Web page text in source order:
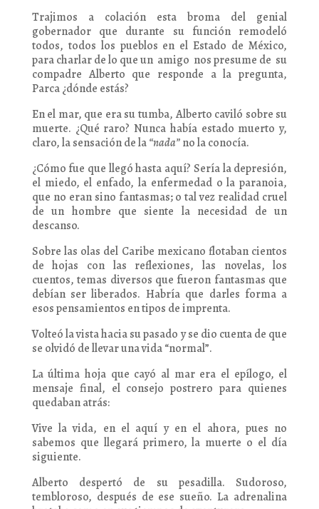
Trajimos a colación esta broma del genial
gobernador que durante su función remodeló
todos, todos los pueblos en el Estado de México,
para charlar de lo que un amigo nos presume de su
compadre Alberto que responde a la pregunta,
Parca ¿dónde estás?
En el mar, que era su tumba, Alberto caviló sobre su
muerte. ¿Qué raro? Nunca había estado muerto y,
claro, la sensación de la“nada”no la conocía.
¿Cómo fue que llegó hasta aquí? Sería la depresión,
el miedo, el enfado, la enfermedad o la paranoia,
que no eran sino fantasmas; o tal vez realidad cruel
de un hombre que siente la necesidad de un
descanso.
Sobre las olas del Caribe mexicano flotaban cientos
de hojas con las reflexiones, las novelas, los
cuentos, temas diversos que fueron fantasmas que
debían ser liberados. Habría que darles forma a
esos pensamientos en tipos de imprenta.
Volteó la vista hacia su pasado y se dio cuenta de que
se olvidó de llevar una vida “normal”.
La última hoja que cayó al mar era el epílogo, el
mensaje final, el consejo postrero para quienes
quedaban atrás:
Vive la vida, en el aquí y en el ahora, pues no
sabemos que llegará primero, la muerte o el día
siguiente.
Alberto despertó de su pesadilla. Sudoroso,
tembloroso, después de ese sueño. La adrenalina